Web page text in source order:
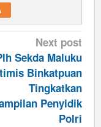
Next post
Sekda Maluku
Binkatpuan
Tingkatkan
Penyidik
Polri